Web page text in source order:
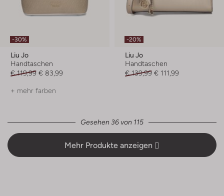
-30%
Liu Jo
Handtaschen
€ 119,99 € 83,99
+ mehr farben
-20%
Liu Jo
Handtaschen
€ 139,99 € 111,99
Gesehen 36 von 115
Mehr Produkte anzeigen